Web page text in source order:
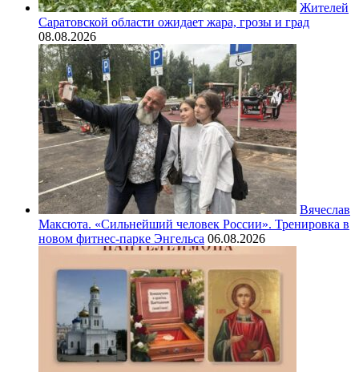
Жителей
Саратовской области ожидает жара, грозы и град
08.08.2026
Вячеслав
Максюта. «Сильнейший человек России». Тренировка в
новом фитнес-парке Энгельса 06.08.2026